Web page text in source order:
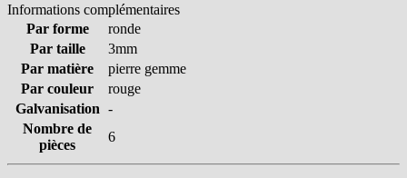
Informations complémentaires
Par forme
ronde
Par taille
3mm
Par matière
pierre gemme
Par couleur
rouge
Galvanisation -
Nombre de
pièces
6